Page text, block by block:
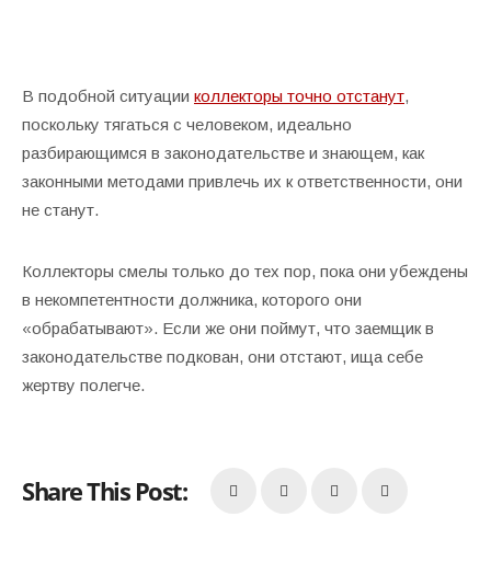
В подобной ситуации коллекторы точно отстанут,
поскольку тягаться с человеком, идеально
разбирающимся в законодательстве и знающем, как
законными методами привлечь их к ответственности, они
не станут.
Коллекторы смелы только до тех пор, пока они убеждены
в некомпетентности должника, которого они
«обрабатывают». Если же они поймут, что заемщик в
законодательстве подкован, они отстают, ища себе
жертву полегче.
Share This Post: